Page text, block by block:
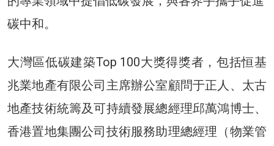
碳中和。
大灣區低碳建築Top 100大獎得獎者，包括恒基
兆業地產有限公司主席辦公室顧問于正人、太古
地產技術統籌及可持續發展總經理邱萬鴻博士、
香港置地集團公司技術服務助理總經理（物業管